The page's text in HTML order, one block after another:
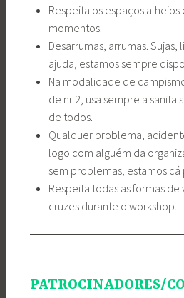
Respeita os espaços alheios
momentos.
Desarrumas, arrumas. Sujas,
ajuda, estamos sempre
Na modalidade de
de nr 2, usa sempre a sanita
de todos.
Qualquer problema,
logo com alguém da
sem problemas, estamos cá
Respeita todas as formas
cruzes durante o workshop.
PATROCINADORES/